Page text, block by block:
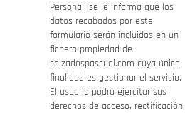
Personal, se le informa que los
datos recabados por este
formulario serán incluidos en un
fichero propiedad de
calzadospascual.com cuya única
finalidad es gestionar el servicio.
El usuario podrá ejercitar sus
derechos de acceso, rectificación,